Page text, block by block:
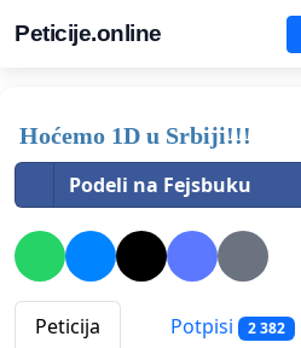
Peticije.online
Hoćemo 1D u Srbiji!!!
Podeli na Fejsbuku
Peticija Potpisi 2 382